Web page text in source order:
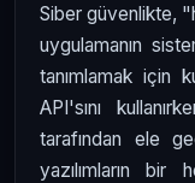
Siber güvenlikte,
uygulamanın
tanımlamak için
API'sını
tarafından ele
yazılımların bir